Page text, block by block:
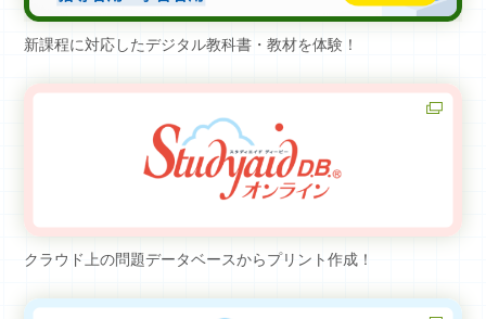
新課程に対応したデジタル教科書・教材を体験！
クラウド上の問題データベースからプリント作成！